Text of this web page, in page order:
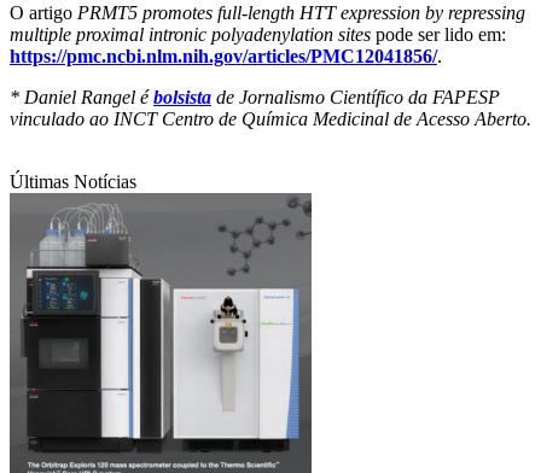
O artigo PRMT5 promotes full-length HTT expression by repressing
multiple proximal intronic polyadenylation sites pode ser lido em:
https://pmc.ncbi.nlm.nih.gov/articles/PMC12041856/.
* Daniel Rangel ébolsista de Jornalismo Científico da FAPESP
vinculado ao INCT Centro de Química Medicinal de Acesso Aberto.
Últimas Notícias